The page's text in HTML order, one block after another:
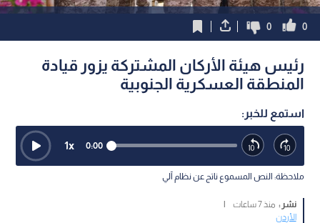
0
0
رئيس هيئة الأركان المشتركة يزور قيادة
المنطقة العسكرية الجنوبية
استمع للخبر:
0:00
1x
ملاحظة: النص المسموع ناتج عن نظام آلي
نشر : منذ 7 ساعات
|
الأردن